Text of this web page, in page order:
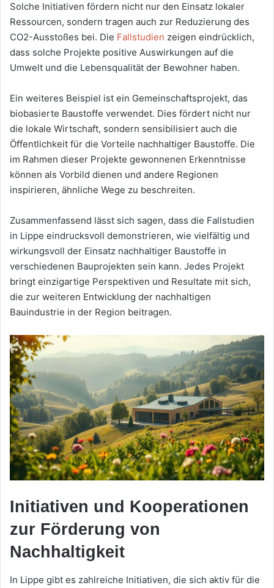
Solche Initiativen fördern nicht nur den Einsatz lokaler
Ressourcen, sondern tragen auch zur Reduzierung des
CO2-Ausstoßes bei. Die Fallstudien zeigen eindrücklich,
dass solche Projekte positive Auswirkungen auf die
Umwelt und die Lebensqualität der Bewohner haben.
Ein weiteres Beispiel ist ein Gemeinschaftsprojekt, das
biobasierte Baustoffe verwendet. Dies fördert nicht nur
die lokale Wirtschaft, sondern sensibilisiert auch die
Öffentlichkeit für die Vorteile nachhaltiger Baustoffe. Die
im Rahmen dieser Projekte gewonnenen Erkenntnisse
können als Vorbild dienen und andere Regionen
inspirieren, ähnliche Wege zu beschreiten.
Zusammenfassend lässt sich sagen, dass die Fallstudien
in Lippe eindrucksvoll demonstrieren, wie vielfältig und
wirkungsvoll der Einsatz nachhaltiger Baustoffe in
verschiedenen Bauprojekten sein kann. Jedes Projekt
bringt einzigartige Perspektiven und Resultate mit sich,
die zur weiteren Entwicklung der nachhaltigen
Bauindustrie in der Region beitragen.
Initiativen und Kooperationen
zur Förderung von
Nachhaltigkeit
In Lippe gibt es zahlreiche Initiativen, die sich aktiv für die